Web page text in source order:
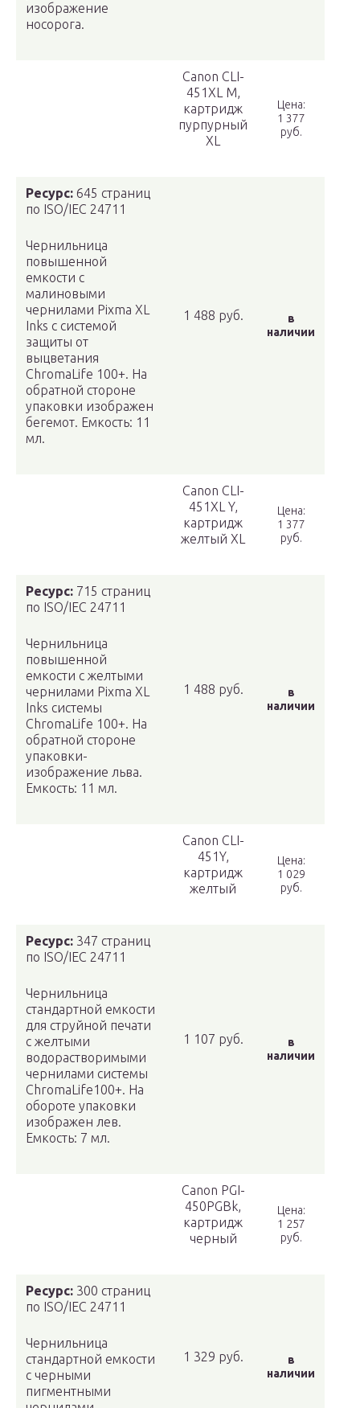
изображение
носорога.
Canon CLI-
451XL M,
картридж
пурпурный
XL
Цена:
1 377
руб.
Ресурс: 645 страниц
по ISO/IEC 24711
Чернильница
повышенной
емкости с
малиновыми
чернилами Pixma XL
Inks с системой
защиты от
выцветания
ChromaLife 100+. На
обратной стороне
упаковки изображен
бегемот. Емкость: 11
мл.
1 488 руб.
в
наличии
Canon CLI-
451XL Y,
картридж
желтый XL
Цена:
1 377
руб.
Ресурс: 715 страниц
по ISO/IEC 24711
Чернильница
повышенной
емкости с желтыми
чернилами Pixma XL
Inks системы
ChromaLife 100+. На
обратной стороне
упаковки-
изображение льва.
Емкость: 11 мл.
1 488 руб.
в
наличии
Canon CLI-
451Y,
картридж
желтый
Цена:
1 029
руб.
Ресурс: 347 страниц
по ISO/IEC 24711
Чернильница
стандартной емкости
для струйной печати
с желтыми
водорастворимыми
чернилами системы
ChromaLife100+. На
обороте упаковки
изображен лев.
Емкость: 7 мл.
1 107 руб.
в
наличии
Canon PGI-
450PGBk,
картридж
черный
Цена:
1 257
руб.
Ресурс: 300 страниц
по ISO/IEC 24711
Чернильница
стандартной емкости
с черными
пигментными
1 329 руб.
в
наличии